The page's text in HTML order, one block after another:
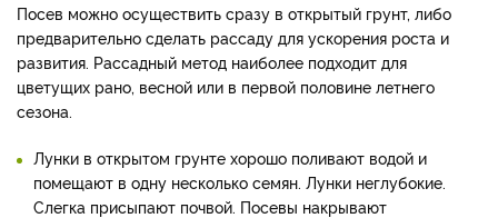
Посев можно осуществить сразу в открытый грунт, либо
предварительно сделать рассаду для ускорения роста и
развития. Рассадный метод наиболее подходит для
цветущих рано, весной или в первой половине летнего
сезона.
Лунки в открытом грунте хорошо поливают водой и
помещают в одну несколько семян. Лунки неглубокие.
Слегка присыпают почвой. Посевы накрывают